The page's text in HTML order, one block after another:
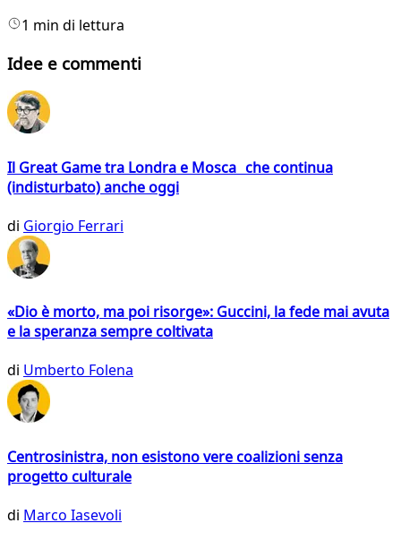
1 min di lettura
Idee e commenti
Il Great Game tra Londra e Mosca che continua
(indisturbato) anche oggi
di Giorgio Ferrari
«Dio è morto, ma poi risorge»: Guccini, la fede mai avuta
e la speranza sempre coltivata
di Umberto Folena
Centrosinistra, non esistono vere coalizioni senza
progetto culturale
di Marco Iasevoli